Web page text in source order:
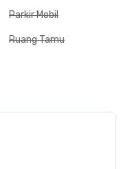
Parkir Mobil
Ruang Tamu